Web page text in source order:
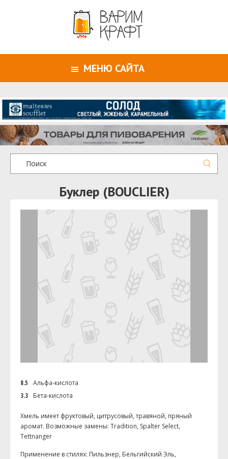
МЕНЮ САЙТА
Буклер (BOUCLIER)
8.5
Альфа-кислота
3.3
Бета-кислота
Хмель имеет фруктовый, цитрусовый, травяной, пряный
аромат. Возможные замены: Tradition, Spalter Select,
Tettnanger
Применение в стилях: Пильзнер, Бельгийский Эль,